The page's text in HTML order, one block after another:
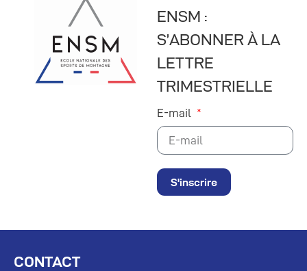
ENSM :
S’ABONNER À LA
LETTRE
TRIMESTRIELLE
E-mail
S'inscrire
CONTACT